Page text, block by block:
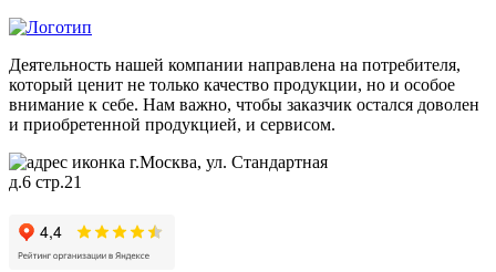
Деятельность нашей компании направлена на потребителя,
который ценит не только качество продукции, но и особое
внимание к себе. Нам важно, чтобы заказчик остался доволен
и приобретенной продукцией, и сервисом.
г.Москва, ул. Стандартная
д.6 стр.21